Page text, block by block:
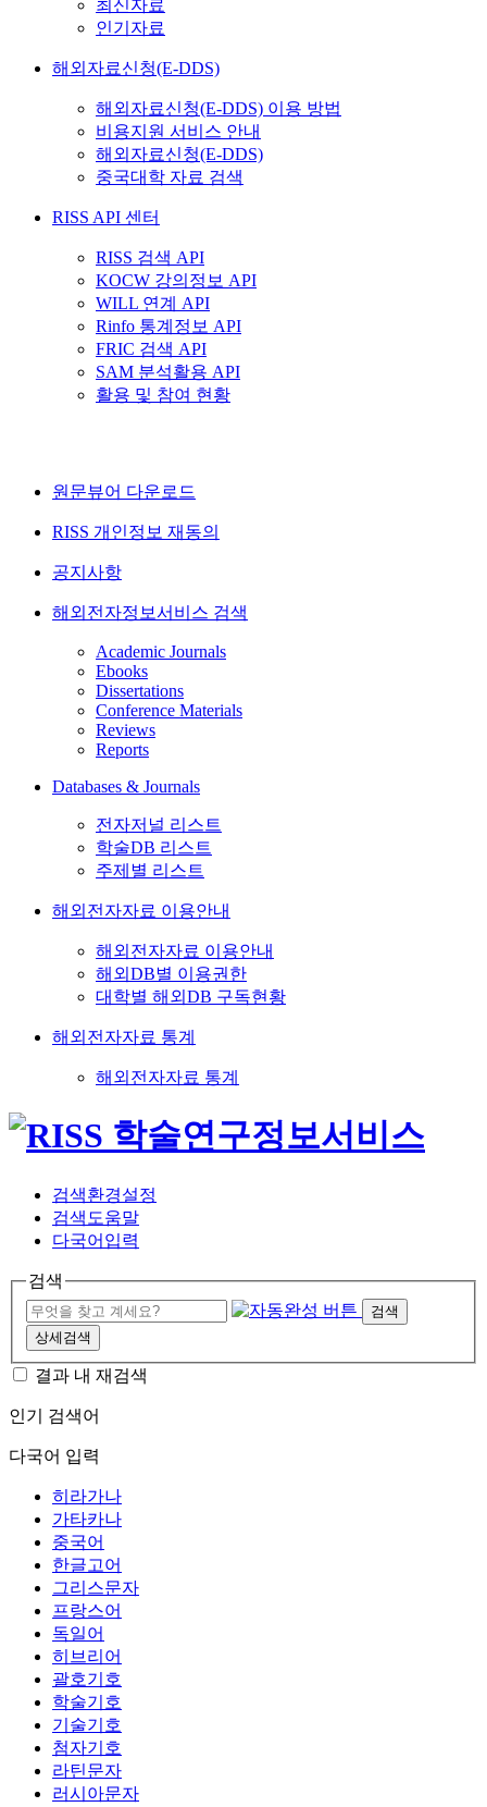
최신자료
인기자료
해외자료신청(E-DDS)
해외자료신청(E-DDS) 이용 방법
비용지원 서비스 안내
해외자료신청(E-DDS)
중국대학 자료 검색
RISS API 센터
RISS 검색 API
KOCW 강의정보 API
WILL 연계 API
Rinfo 통계정보 API
FRIC 검색 API
SAM 분석활용 API
활용 및 참여 현황
원문뷰어 다운로드
RISS 개인정보 재동의
공지사항
해외전자정보서비스 검색
Academic Journals
Ebooks
Dissertations
Conference Materials
Reviews
Reports
Databases & Journals
전자저널 리스트
학술DB 리스트
주제별 리스트
해외전자자료 이용안내
해외전자자료 이용안내
해외DB별 이용권한
대학별 해외DB 구독현황
해외전자자료 통계
해외전자자료 통계
검색환경설정
검색도움말
다국어입력
검색
검색
상세검색
결과 내 재검색
인기 검색어
다국어 입력
히라가나
가타카나
중국어
한글고어
그리스문자
프랑스어
독일어
히브리어
괄호기호
학술기호
기술기호
첨자기호
라틴문자
러시아문자